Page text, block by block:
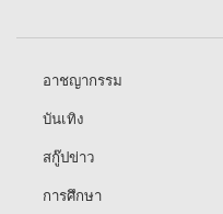
อาชญากรรม
บันเทิง
สกู๊ปข่าว
การศึกษา